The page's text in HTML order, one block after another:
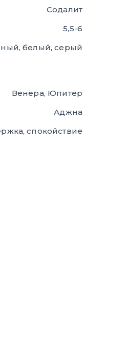
Содалит
5,5-6
белый, серый
Венера, Юпитер
Аджна
спокойствие